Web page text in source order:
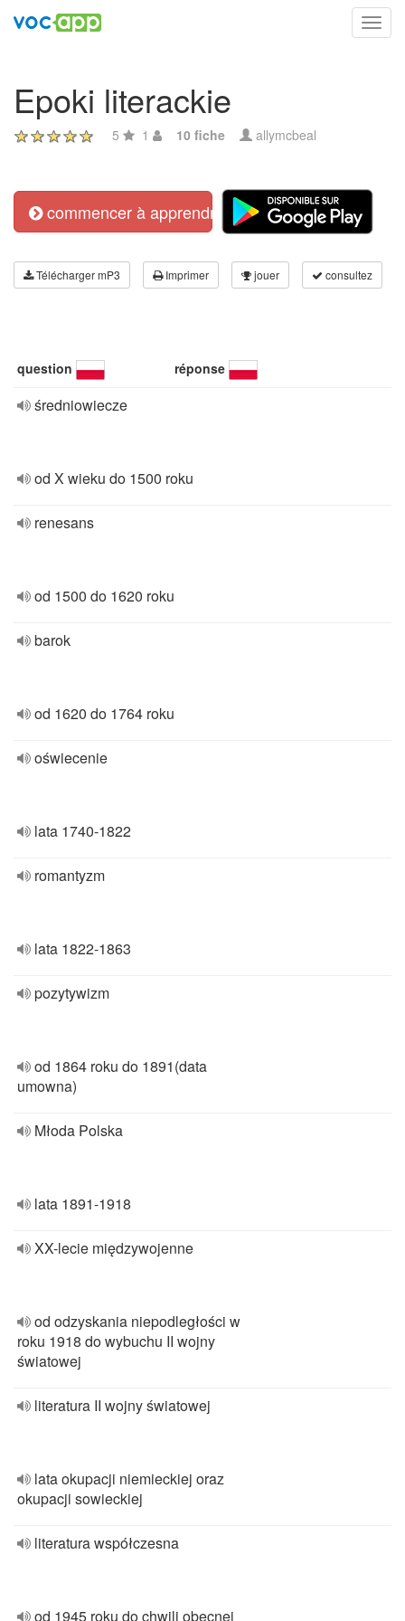
Epoki literackie
5 1 10 fiche allymcbeal
commencer à apprendre
Télécharger mP3 Imprimer jouer consultez
question réponse
średniowiecze
od X wieku do 1500 roku
renesans
od 1500 do 1620 roku
barok
od 1620 do 1764 roku
oświecenie
lata 1740-1822
romantyzm
lata 1822-1863
pozytywizm
od 1864 roku do 1891(data
umowna)
Młoda Polska
lata 1891-1918
XX-lecie międzywojenne
od odzyskania niepodległości w
roku 1918 do wybuchu II wojny
światowej
literatura II wojny światowej
lata okupacji niemieckiej oraz
okupacji sowieckiej
literatura współczesna
od 1945 roku do chwili obecnej